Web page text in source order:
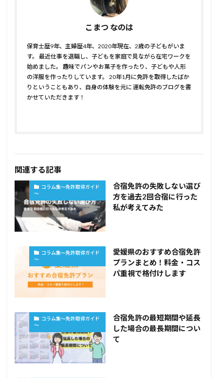
こまつ なのは
保育士歴9年、主婦歴4年、2020年現在、2歳の子どもがいま
す。 最近仕事を退職し、子どもを家庭で見ながら在宅ワークを
始めました。 趣味でパンやお菓子を作ったり、子どもや人形
の洋服を作ったりしています。 20年1月に免許を取得したばか
りということもあり、自身の体験を元に 運転免許のブログを書
かせていただきます！
関連する記事
コラム集～免許取得ガイド
～
合宿免許の失敗しない選び
方を過去2回合宿に行った
私が考えてみた
コラム集～免許取得ガイド
～
愛媛県のおすすめ合宿免許
プランまとめ！料金・コス
パ重視で格付けします
コラム集～免許取得ガイド
～
合宿免許の最短期間や延長
した場合の最長期間につい
て